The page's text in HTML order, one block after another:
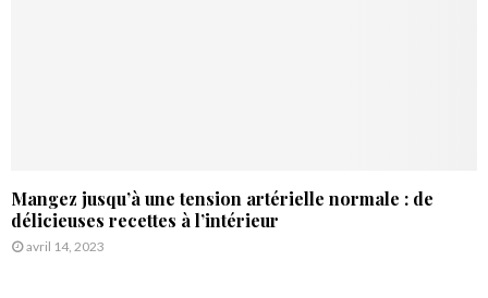
Mangez jusqu’à une tension artérielle normale : de
délicieuses recettes à l’intérieur
avril 14, 2023